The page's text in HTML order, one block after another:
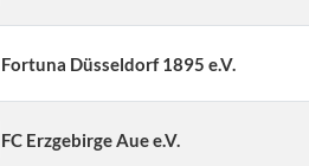
Fortuna Düsseldorf 1895 e.V.
FC Erzgebirge Aue e.V.